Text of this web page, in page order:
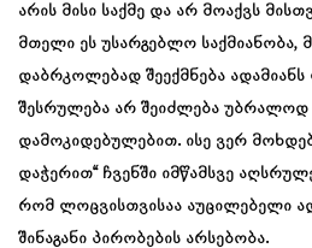
არის მისი საქმე და არ მოაქვს
მთელი ეს უსარგებლო საქმიანობა,
დაბრკოლებად შეექმნება
შესრულება არ შეიძლება უბრალოდ
დამოკიდებულებით. ისე ვერ
დაჭერით“ ჩვენში იმწამსვე
რომ ლოცვისთვისაა აუცილებელი
შინაგანი პირობების არსებობა.